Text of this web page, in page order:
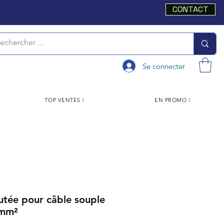
CONTACT
Se connecter
TOP VENTES ! EN PROMO !
pour câble souple